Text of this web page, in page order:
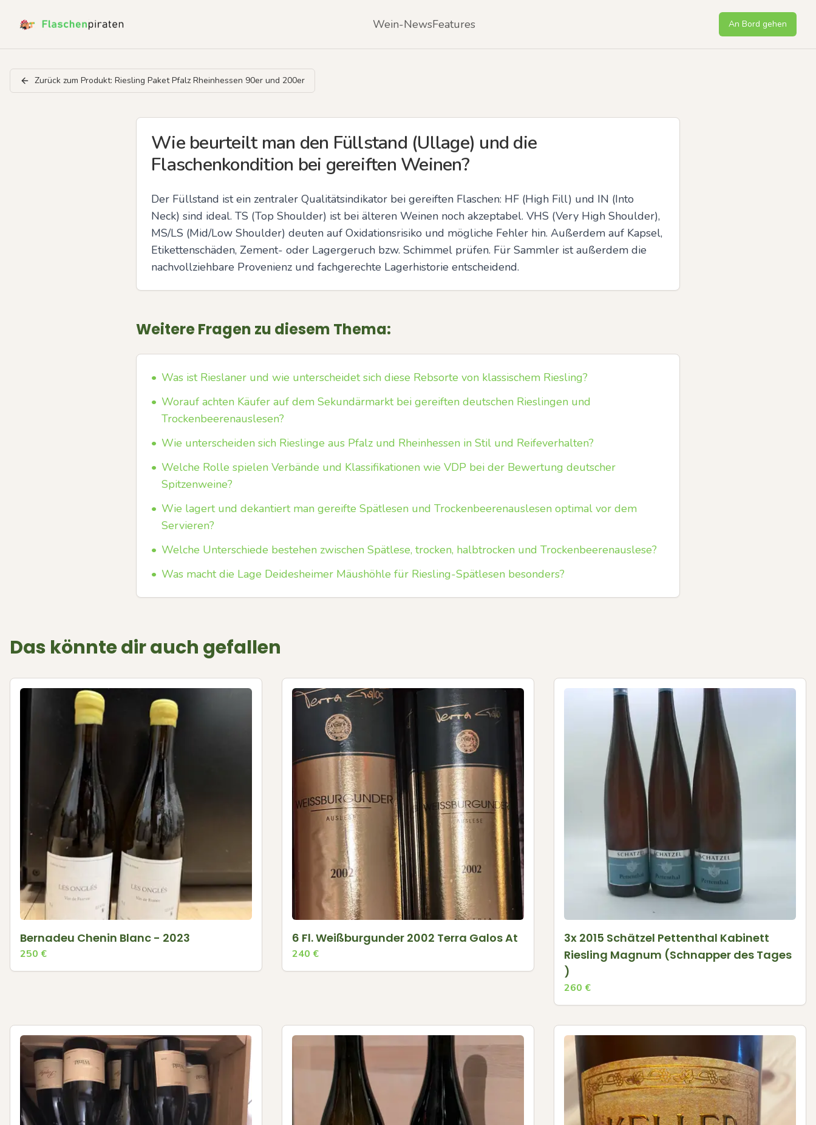
Wein-NewsFeatures An Bord gehen
Zurück zum Produkt: Riesling Paket Pfalz Rheinhessen 90er und 200er
Wie beurteilt man den Füllstand (Ullage) und die
Flaschenkondition bei gereiften Weinen?
Der Füllstand ist ein zentraler Qualitätsindikator bei gereiften Flaschen: HF (High Fill) und IN (Into
Neck) sind ideal. TS (Top Shoulder) ist bei älteren Weinen noch akzeptabel. VHS (Very High Shoulder),
MS/LS (Mid/Low Shoulder) deuten auf Oxidationsrisiko und mögliche Fehler hin. Außerdem auf Kapsel,
Etikettenschäden, Zement- oder Lagergeruch bzw. Schimmel prüfen. Für Sammler ist außerdem die
nachvollziehbare Provenienz und fachgerechte Lagerhistorie entscheidend.
Weitere Fragen zu diesem Thema:
• Was ist Rieslaner und wie unterscheidet sich diese Rebsorte von klassischem Riesling?
• Worauf achten Käufer auf dem Sekundärmarkt bei gereiften deutschen Rieslingen und
Trockenbeerenauslesen?
• Wie unterscheiden sich Rieslinge aus Pfalz und Rheinhessen in Stil und Reifeverhalten?
• Welche Rolle spielen Verbände und Klassifikationen wie VDP bei der Bewertung deutscher
Spitzenweine?
• Wie lagert und dekantiert man gereifte Spätlesen und Trockenbeerenauslesen optimal vor dem
Servieren?
• Welche Unterschiede bestehen zwischen Spätlese, trocken, halbtrocken und Trockenbeerenauslese?
• Was macht die Lage Deidesheimer Mäushöhle für Riesling-Spätlesen besonders?
Das könnte dir auch gefallen
Bernadeu Chenin Blanc - 2023
250 €
6 Fl. Weißburgunder 2002 Terra Galos At
240 €
3x 2015 Schätzel Pettenthal Kabinett
Riesling Magnum (Schnapper des Tages
)
260 €